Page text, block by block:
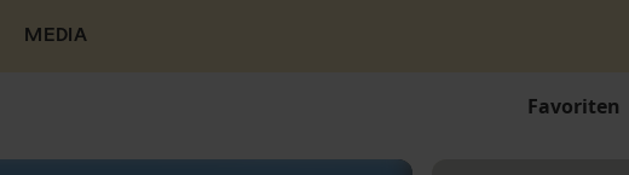
MEDIA
Favoriten